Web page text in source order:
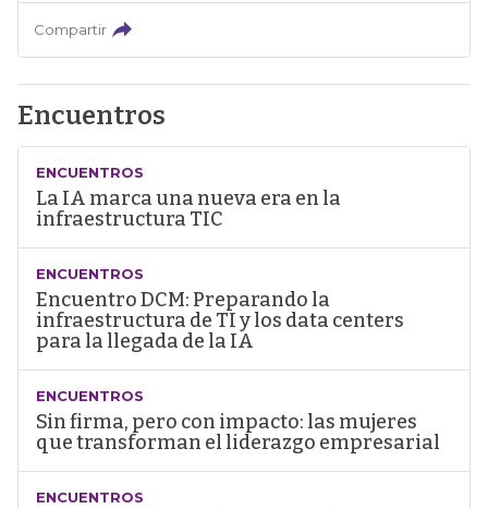
Compartir
Encuentros
ENCUENTROS
La IA marca una nueva era en la
infraestructura TIC
ENCUENTROS
Encuentro DCM: Preparando la
infraestructura de TI y los data centers
para la llegada de la IA
ENCUENTROS
Sin firma, pero con impacto: las mujeres
que transforman el liderazgo empresarial
ENCUENTROS